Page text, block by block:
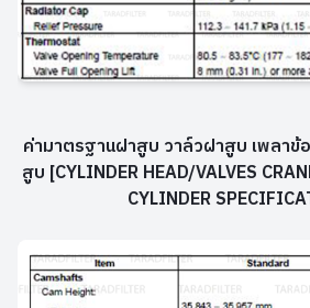
ค่ามาตรฐานฝาสูบ วาล์วฝาสูบ เพลาข้
สูบ [CYLINDER HEAD/VALVES
CYLINDER